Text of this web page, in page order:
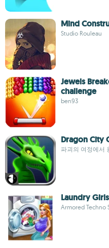
Mind
Studio Rouleau
Jewels
challenge
ben93
Dragon City
파괴의 여정에서
Laundry
Armored Techno